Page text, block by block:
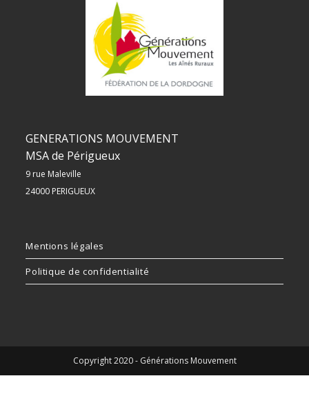
GENERATIONS MOUVEMENT
MSA de Périgueux
9 rue Maleville
24000 PERIGUEUX
Mentions légales
Politique de confidentialité
Copyright 2020 - Générations Mouvement